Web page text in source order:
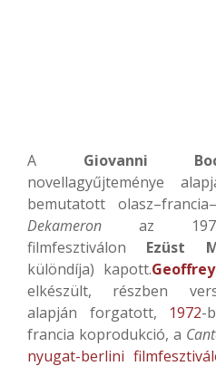
A Giovanni
novellagyűjteménye
bemutatott
Dekameron az 1971-
filmfesztiválon Ezüst
különdíja) kapott.
elkészült, részben
alapján forgatott, 1972-
francia koprodukció, a
nyugat-berlini